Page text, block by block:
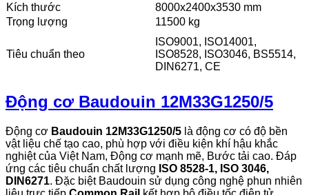
Kích thước
8000x2400x3530 mm
Trọng lượng
11500 kg
Tiêu chuẩn theo
ISO9001, ISO14001,
ISO8528, ISO3046, BS5514,
DIN6271, CE
Động cơ Baudouin 12M33G1250/5
Động cơ Baudouin 12M33G1250/5 là động cơ có độ bền
vật liệu chế tạo cao, phù hợp với điều kiện khí hậu khắc
nghiệt của Việt Nam, Động cơ mạnh mẽ, Bước tải cao. Đáp
ứng các tiêu chuẩn chất lượng ISO 8528-1, ISO 3046,
DIN6271. Đặc biệt Baudouin sử dụng công nghệ phun nhiên